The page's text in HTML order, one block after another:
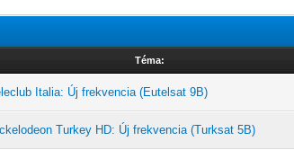
Téma:
Italia: Új frekvencia (Eutelsat 9B)
Turkey HD: Új frekvencia (Turksat 5B)